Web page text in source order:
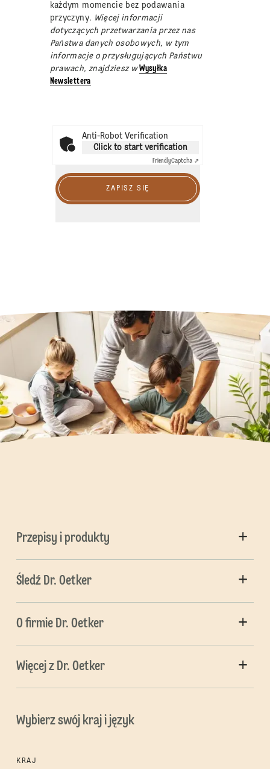
każdym momencie bez podawania
przyczyny. Więcej informacji
dotyczących przetwarzania przez nas
Państwa danych osobowych, w tym
informacje o przysługujących Państwu
prawach, znajdziesz wWysyłka
Newslettera
Anti-Robot Verification
Click to start verification
FriendlyCaptcha ⇗
ZAPISZ SIĘ
Przepisy i produkty
Śledź Dr. Oetker
O firmie Dr. Oetker
Więcej z Dr. Oetker
Wybierz swój kraj i język
KRAJ